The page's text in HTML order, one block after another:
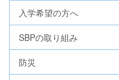
入学希望の方へ
SBPの取り組み
防災